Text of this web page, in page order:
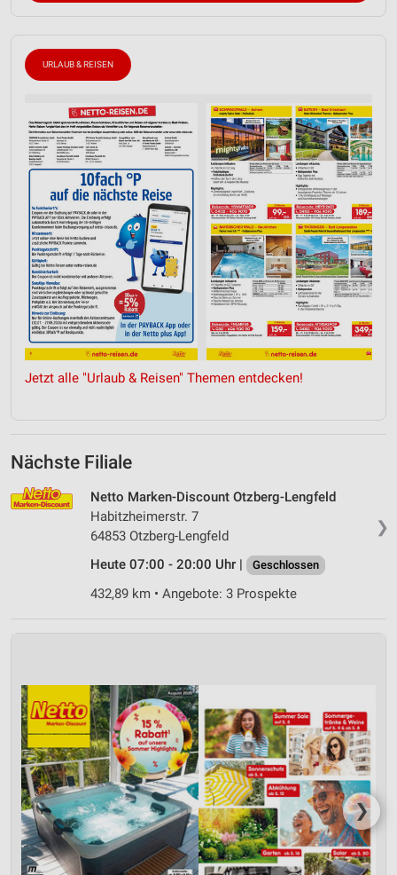
URLAUB & REISEN
Jetzt alle "Urlaub & Reisen" Themen entdecken!
Nächste Filiale
❯
Netto Marken-Discount Otzberg-Lengfeld
Habitzheimerstr. 7
64853 Otzberg-Lengfeld
Heute 07:00 - 20:00 Uhr |
Geschlossen
432,89 km • Angebote: 3 Prospekte
❯